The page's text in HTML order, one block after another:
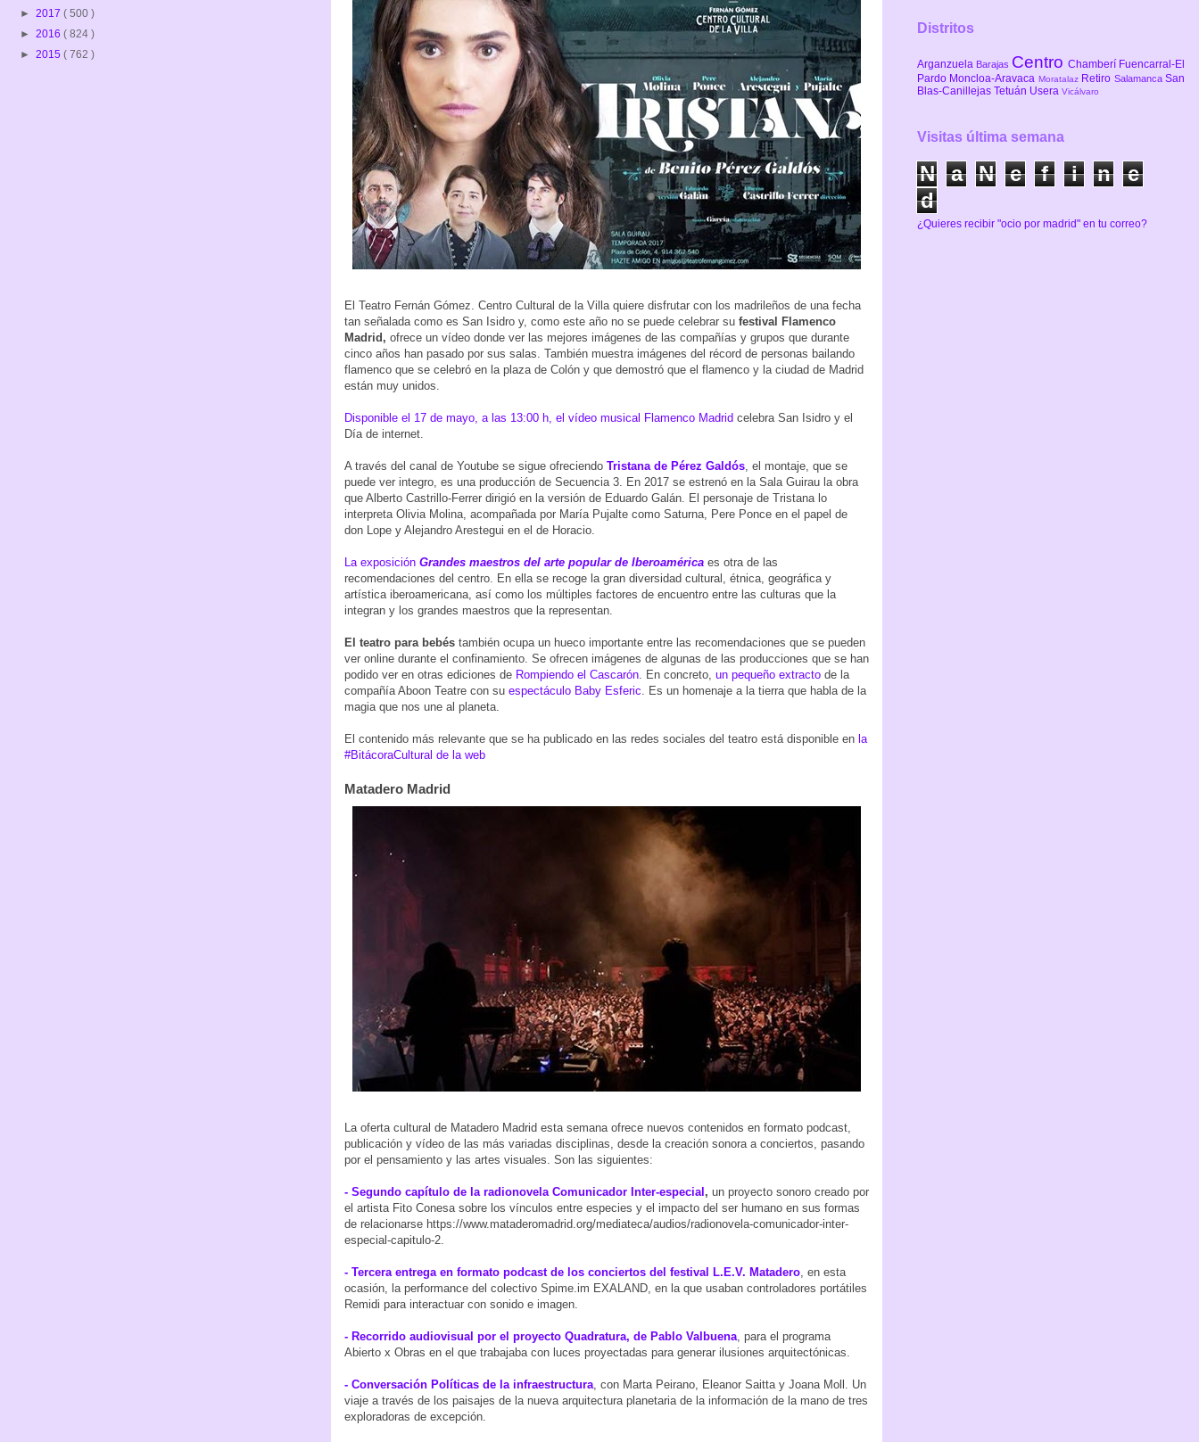
El Teatro Fernán Gómez. Centro Cultural de la Villa quiere disfrutar con los madrileños de una fecha
tan señalada como es San Isidro y, como este año no se puede celebrar su festival Flamenco
Madrid, ofrece un vídeo donde ver las mejores imágenes de las compañías y grupos que durante
cinco años han pasado por sus salas. También muestra imágenes del récord de personas bailando
flamenco que se celebró en la plaza de Colón y que demostró que el flamenco y la ciudad de Madrid
están muy unidos.
Disponible el 17 de mayo, a las 13:00 h, el vídeo musical Flamenco Madrid celebra San Isidro y el
Día de internet.
A través del canal de Youtube se sigue ofreciendo Tristana de Pérez Galdós , el montaje, que se
puede ver integro, es una producción de Secuencia 3. En 2017 se estrenó en la Sala Guirau la obra
que Alberto Castrillo-Ferrer dirigió en la versión de Eduardo Galán. El personaje de Tristana lo
interpreta Olivia Molina, acompañada por María Pujalte como Saturna, Pere Ponce en el papel de
don Lope y Alejandro Arestegui en el de Horacio.
La exposición Grandes maestros del arte popular de Iberoamérica es otra de las
recomendaciones del centro. En ella se recoge la gran diversidad cultural, étnica, geográfica y
artística iberoamericana, así como los múltiples factores de encuentro entre las culturas que la
integran y los grandes maestros que la representan.
El teatro para bebés también ocupa un hueco importante entre las recomendaciones que se pueden
ver online durante el confinamiento. Se ofrecen imágenes de algunas de las producciones que se han
podido ver en otras ediciones de Rompiendo el Cascarón . En concreto, un pequeño extracto de la
compañía Aboon Teatre con su espectáculo Baby Esferic . Es un homenaje a la tierra que habla de la
magia que nos une al planeta.
El contenido más relevante que se ha publicado en las redes sociales del teatro está disponible en la
#BitácoraCultural de la web
Matadero Madrid
La oferta cultural de Matadero Madrid esta semana ofrece nuevos contenidos en formato podcast,
publicación y vídeo de las más variadas disciplinas, desde la creación sonora a conciertos, pasando
por el pensamiento y las artes visuales. Son las siguientes:
- Segundo capítulo de la radionovela Comunicador Inter-especial , un proyecto sonoro creado por
el artista Fito Conesa sobre los vínculos entre especies y el impacto del ser humano en sus formas
de relacionarse https://www.mataderomadrid.org/mediateca/audios/radionovela-comunicador-inter-
especial-capitulo-2.
- Tercera entrega en formato podcast de los conciertos del festival L.E.V. Matadero , en esta
ocasión, la performance del colectivo Spime.im EXALAND, en la que usaban controladores portátiles
Remidi para interactuar con sonido e imagen.
- Recorrido audiovisual por el proyecto Quadratura, de Pablo Valbuena , para el programa
Abierto x Obras en el que trabajaba con luces proyectadas para generar ilusiones arquitectónicas.
- Conversación Políticas de la infraestructura , con Marta Peirano, Eleanor Saitta y Joana Moll. Un
viaje a través de los paisajes de la nueva arquitectura planetaria de la información de la mano de tres
exploradoras de excepción.
► 2017 ( 500 )
► 2016 ( 824 )
► 2015 ( 762 )
Distritos
Arganzuela Barajas Centro Chamberí Fuencarral-El
Pardo Moncloa-Aravaca Moratalaz Retiro SalamancaSan
Blas-Canillejas Tetuán Usera Vicálvaro
Visitas última semana
N a N e f i n
e
d
¿Quieres recibir "ocio por madrid" en tu correo?